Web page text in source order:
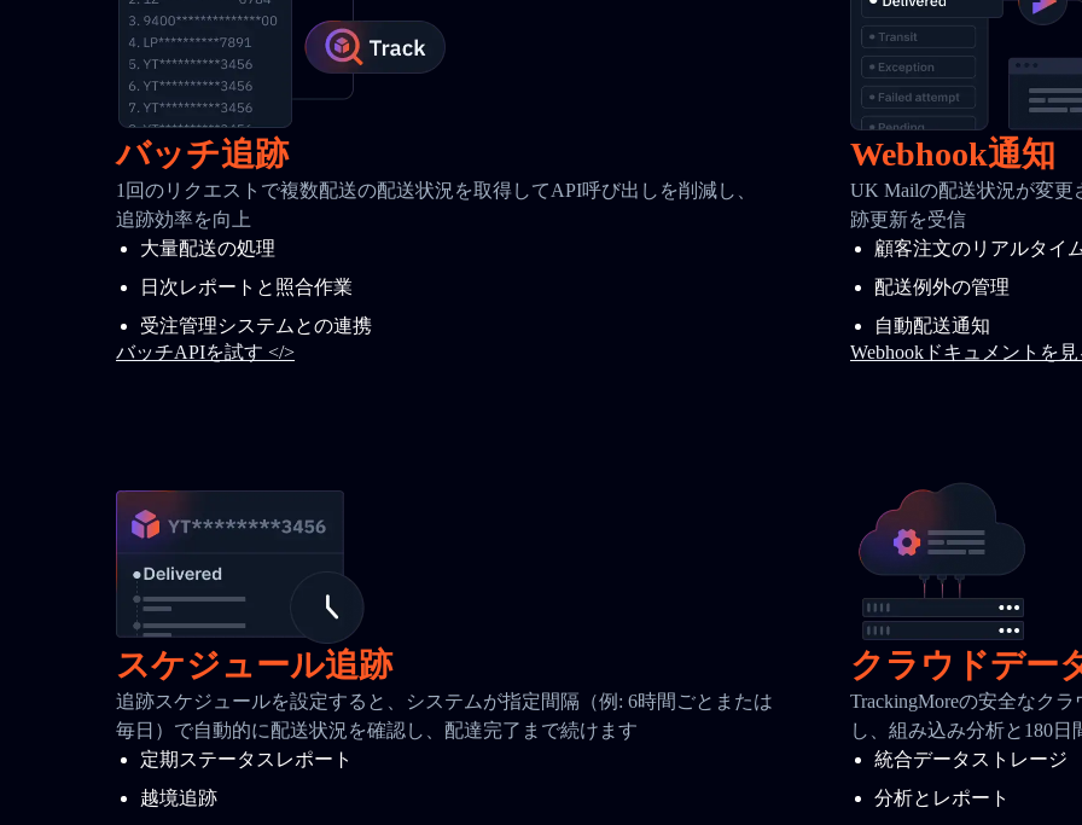
バッチ追跡
1回のリクエストで複数配送の配送状況を取得してAPI呼び出しを削減し、
追跡効率を向上
大量配送の処理
日次レポートと照合作業
受注管理システムとの連携
バッチAPIを試す </>
Webhook通知
UK Mailの配送状況が変更
跡更新を受信
顧客注文のリアルタイ
配送例外の管理
自動配送通知
Webhookドキュメントを
スケジュール追跡
追跡スケジュールを設定すると、システムが指定間隔（例: 6時間ごとまたは
毎日）で自動的に配送状況を確認し、配達完了まで続けます
定期ステータスレポート
越境追跡
クラウドデー
TrackingMoreの安全なク
し、組み込み分析と180
統合データストレージ
分析とレポート